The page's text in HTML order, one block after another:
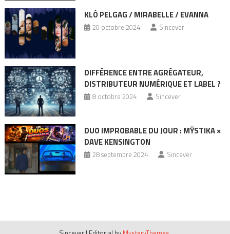
KLÔ PELGAG / MIRABELLE / EVANNA
20 octobre 2024 Sincever
DIFFÉRENCE ENTRE AGRÉGATEUR,
DISTRIBUTEUR NUMÉRIQUE ET LABEL ?
8 octobre 2024 Sincever
DUO IMPROBABLE DU JOUR : MŸSTIKA ×
DAVE KENSINGTON
28 septembre 2024 Sincever